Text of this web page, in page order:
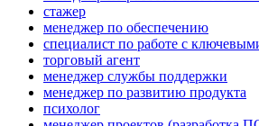
стажер
менеджер по обеспечению
специалист по работе с
торговый агент
менеджер службы поддержки
менеджер по развитию продукта
психолог